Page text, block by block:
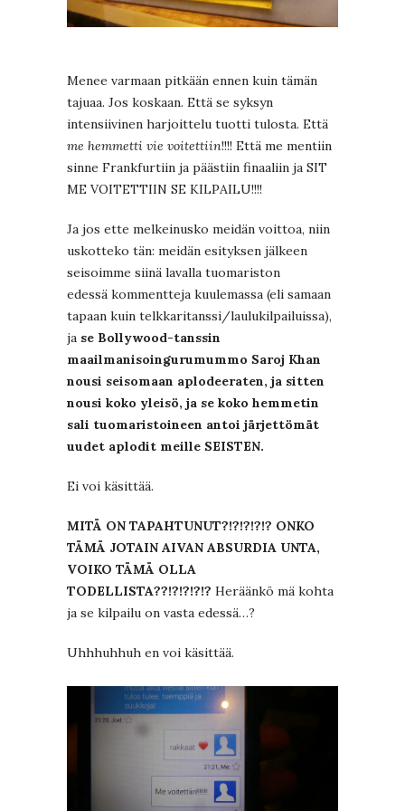
Menee varmaan pitkään ennen kuin tämän
tajuaa. Jos koskaan. Että se syksyn
intensiivinen harjoittelu tuotti tulosta. Että
me hemmetti vie voitettiin!!!! Että me mentiin
sinne Frankfurtiin ja päästiin finaaliin ja SIT
ME VOITETTIIN SE KILPAILU!!!!
Ja jos ette melkeinusko meidän voittoa, niin
uskotteko tän: meidän esityksen jälkeen
seisoimme siinä lavalla tuomariston
edessä kommentteja kuulemassa (eli samaan
tapaan kuin telkkaritanssi/laulukilpailuissa),
ja se Bollywood-tanssin
maailmanisoingurumummo Saroj Khan
nousi seisomaan aplodeeraten, ja sitten
nousi koko yleisö, ja se koko hemmetin
sali tuomaristoineen antoi järjettömät
uudet aplodit meille SEISTEN.
Ei voi käsittää.
MITÄ ON TAPAHTUNUT?!?!?!?!? ONKO
TÄMÄ JOTAIN AIVAN ABSURDIA UNTA,
VOIKO TÄMÄ OLLA
TODELLISTA??!?!?!?!? Heräänkö mä kohta
ja se kilpailu on vasta edessä…?
Uhhhuhhuh en voi käsittää.